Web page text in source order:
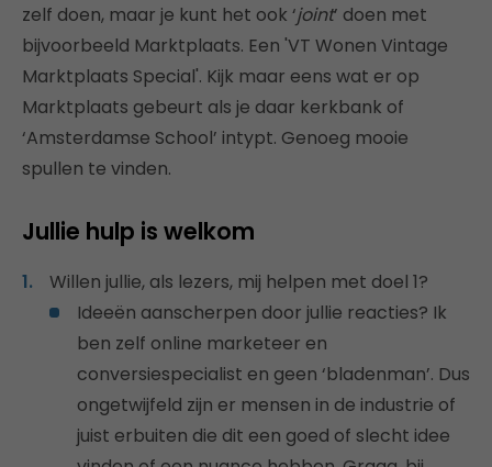
zelf doen, maar je kunt het ook ‘joint’ doen met
bijvoorbeeld Marktplaats. Een 'VT Wonen Vintage
Marktplaats Special'. Kijk maar eens wat er op
Marktplaats gebeurt als je daar kerkbank of
‘Amsterdamse School’ intypt. Genoeg mooie
spullen te vinden.
Jullie hulp is welkom
Willen jullie, als lezers, mij helpen met doel 1?
Ideeën aanscherpen door jullie reacties? Ik
ben zelf online marketeer en
conversiespecialist en geen ‘bladenman’. Dus
ongetwijfeld zijn er mensen in de industrie of
juist erbuiten die dit een goed of slecht idee